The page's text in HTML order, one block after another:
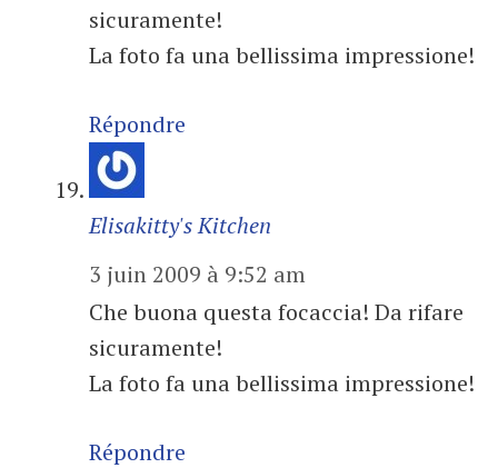
sicuramente!
La foto fa una bellissima impressione!
Répondre
Elisakitty's Kitchen
3 juin 2009 à 9:52 am
Che buona questa focaccia! Da rifare
sicuramente!
La foto fa una bellissima impressione!
Répondre